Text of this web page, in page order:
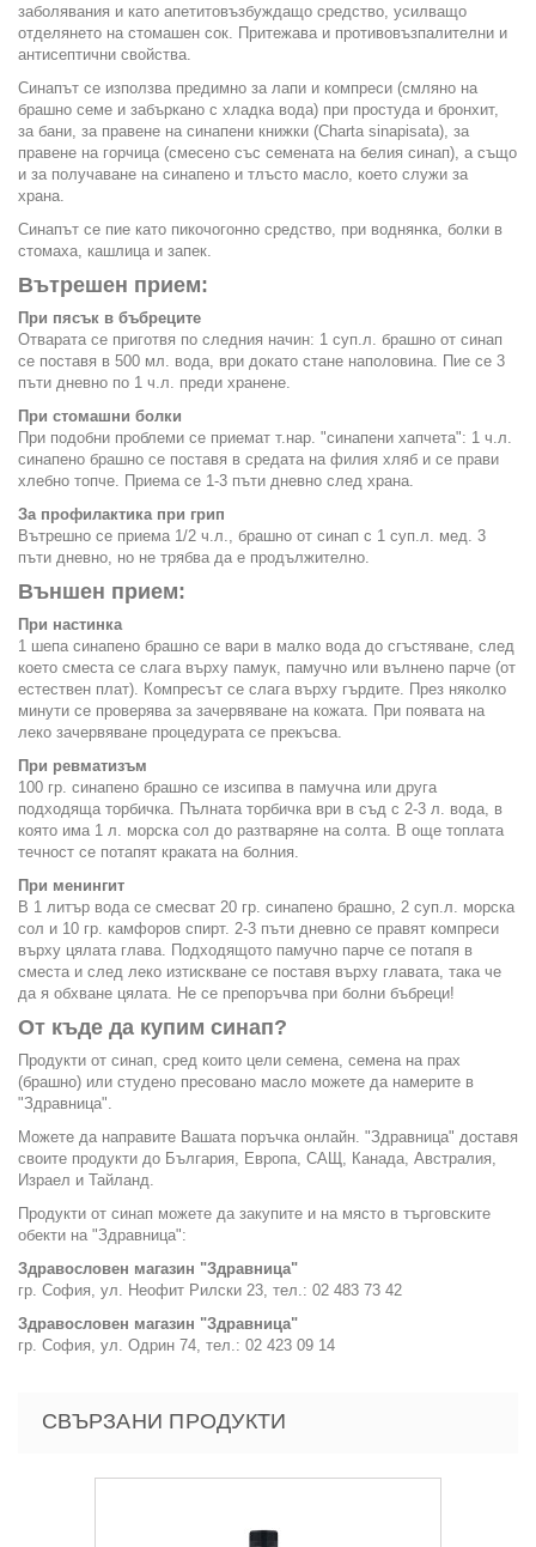
заболявания и като апетитовъзбуждащо средство, усилващо
отделянето на стомашен сок. Притежава и противовъзпалителни и
антисептични свойства.
Синапът се използва предимно за лапи и компреси (смляно на
брашно семе и забъркано с хладка вода) при простуда и бронхит,
за бани, за правене на синапени книжки (Charta sinapisata), за
правене на горчица (смесено със семената на белия синап), а също
и за получаване на синапено и тлъсто масло, което служи за
храна.
Синапът се пие като пикочогонно средство, при воднянка, болки в
стомаха, кашлица и запек.
Вътрешен прием:
При пясък в бъбреците
Отварата се приготвя по следния начин: 1 суп.л. брашно от синап
се поставя в 500 мл. вода, ври докато стане наполовина. Пие се 3
пъти дневно по 1 ч.л. преди хранене.
При стомашни болки
При подобни проблеми се приемат т.нар. "синапени хапчета": 1 ч.л.
синапено брашно се поставя в средата на филия хляб и се прави
хлебно топче. Приема се 1-3 пъти дневно след храна.
За профилактика при грип
Вътрешно се приема 1/2 ч.л., брашно от синап с 1 суп.л. мед. 3
пъти дневно, но не трябва да е продължително.
Външен прием:
При настинка
1 шепа синапено брашно се вари в малко вода до сгъстяване, след
което сместа се слага върху памук, памучно или вълнено парче (от
естествен плат). Компресът се слага върху гърдите. През няколко
минути се проверява за зачервяване на кожата. При появата на
леко зачервяване процедурата се прекъсва.
При ревматизъм
100 гр. синапено брашно се изсипва в памучна или друга
подходяща торбичка. Пълната торбичка ври в съд с 2-3 л. вода, в
която има 1 л. морска сол до разтваряне на солта. В още топлата
течност се потапят краката на болния.
При менингит
В 1 литър вода се смесват 20 гр. синапено брашно, 2 суп.л. морска
сол и 10 гр. камфоров спирт. 2-3 пъти дневно се правят компреси
върху цялата глава. Подходящото памучно парче се потапя в
сместа и след леко изтискване се поставя върху главата, така че
да я обхване цялата. Не се препоръчва при болни бъбреци!
От къде да купим синап?
Продукти от синап, сред които цели семена, семена на прах
(брашно) или студено пресовано масло можете да намерите в
"Здравница".
Можете да направите Вашата поръчка онлайн. "Здравница" доставя
своите продукти до България, Европа, САЩ, Канада, Австралия,
Израел и Тайланд.
Продукти от синап можете да закупите и на място в търговските
обекти на "Здравница":
Здравословен магазин "Здравница"
гр. София, ул. Неофит Рилски 23, тел.: 02 483 73 42
Здравословен магазин "Здравница"
гр. София, ул. Одрин 74, тел.: 02 423 09 14
СВЪРЗАНИ ПРОДУКТИ